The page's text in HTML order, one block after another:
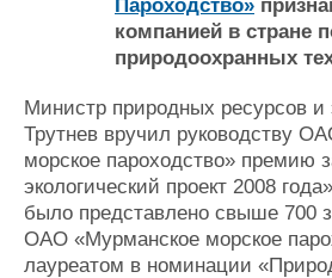
Конференции
Выставки и семинары
Личности
Словарь
Флот
Все
Пароходство»
компанией в стране
природоохранных
Министр природных ресурсов
Трутнев вручил руководству
морское пароходство» премию
экологический проект 2008
было представлено свыше 700
ОАО «Мурманское морское
лауреатом в номинации